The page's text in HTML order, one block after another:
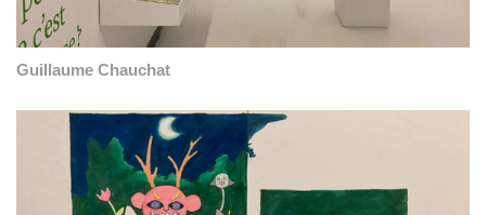
Guillaume Chauchat